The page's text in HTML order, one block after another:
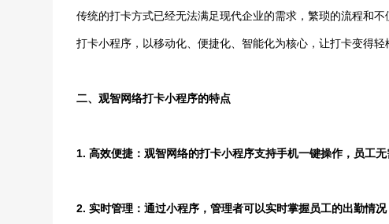
传统的打卡方式已经无法满足现代企业的需求，繁琐的流程和
打卡小程序，以移动化、便捷化、智能化为核心，让打卡变得轻
二、观智网络打卡小程序的特点
1. 高效便捷：观智网络的打卡小程序支持手机一键操作，员工
2. 实时管理：通过小程序，管理者可以实时掌握员工的出勤情况